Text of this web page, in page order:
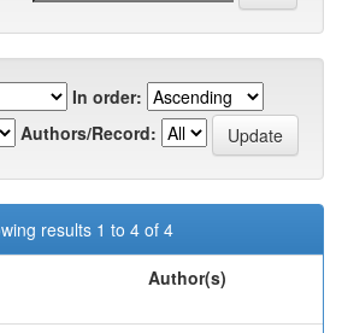
In order:
Authors/Record:
results 1 to 4 of 4
Author(s)